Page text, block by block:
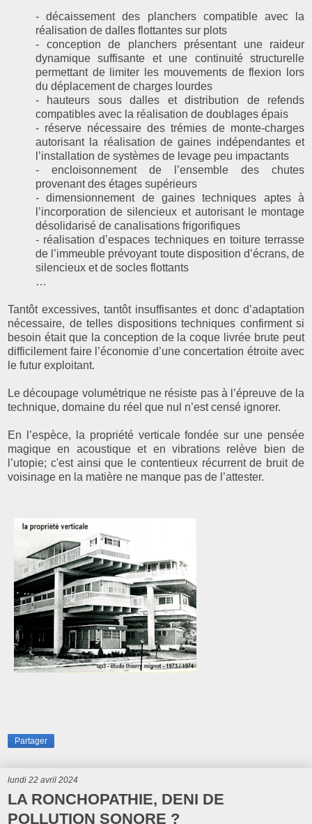
- décaissement des planchers compatible avec la
réalisation de dalles flottantes sur plots
- conception de planchers présentant une raideur
dynamique suffisante et une continuité structurelle
permettant de limiter les mouvements de flexion lors
du déplacement de charges lourdes
- hauteurs sous dalles et distribution de refends
compatibles avec la réalisation de doublages épais
- réserve nécessaire des trémies de monte-charges
autorisant la réalisation de gaines indépendantes et
l’installation de systèmes de levage peu impactants
- encloisonnement de l’ensemble des chutes
provenant des étages supérieurs
- dimensionnement de gaines techniques aptes à
l’incorporation de silencieux et autorisant le montage
désolidarisé de canalisations frigorifiques
- réalisation d’espaces techniques en toiture terrasse
de l’immeuble prévoyant toute disposition d’écrans, de
silencieux et de socles flottants
…
Tantôt excessives, tantôt insuffisantes et donc d’adaptation
nécessaire, de telles dispositions techniques confirment si
besoin était que la conception de la coque livrée brute peut
difficilement faire l’économie d’une concertation étroite avec
le futur exploitant.
Le découpage volumétrique ne résiste pas à l’épreuve de la
technique, domaine du réel que nul n’est censé ignorer.
En l’espèce, la propriété verticale fondée sur une pensée
magique en acoustique et en vibrations relève bien de
l’utopie; c'est ainsi que le contentieux récurrent de bruit de
voisinage en la matière ne manque pas de l’attester.
Partager
lundi 22 avril 2024
LA RONCHOPATHIE, DENI DE
POLLUTION SONORE ?